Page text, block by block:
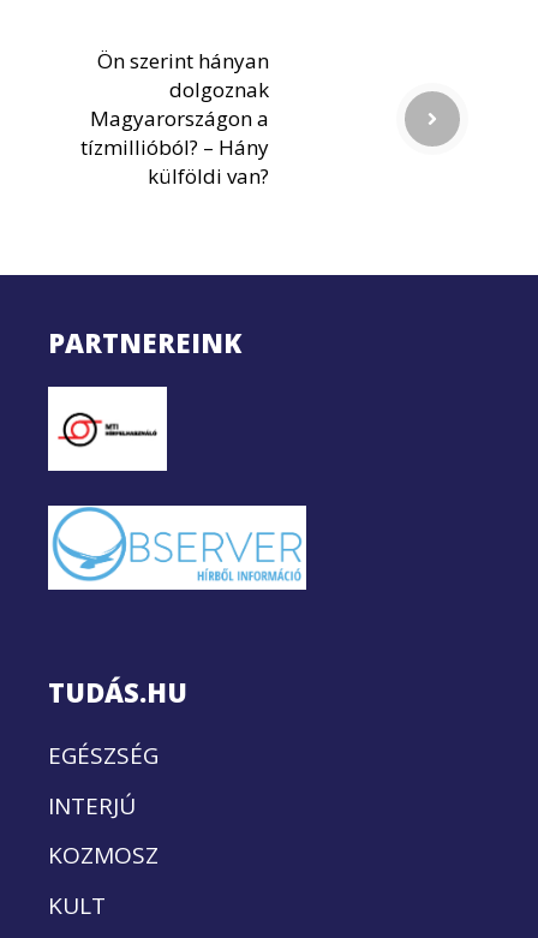
Ön szerint hányan
dolgoznak
Magyarországon a
tízmillióból? – Hány
külföldi van?
PARTNEREINK
TUDÁS.HU
EGÉSZSÉG
INTERJÚ
KOZMOSZ
KULT